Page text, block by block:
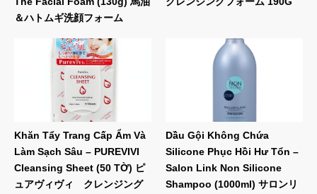
＆ハトムギ洗顔フォーム
Khăn Tẩy Trang Cấp Ẩm Và
Làm Sạch Sâu – PUREVIVI
Cleansing Sheet (50 TỜ) ピ
ュアヴィヴィ クレンジング
Dầu Gội Không Chứa
Silicone Phục Hồi Hư Tổn –
Salon Link Non Silicone
Shampoo (1000ml) サロンリ